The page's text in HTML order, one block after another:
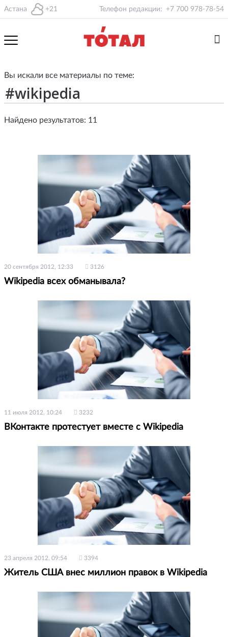
Астана +21 Телефон редакции: +7 700 978-78-54
Вы искали все материалы по теме:
Найдено результатов: 11
20 сентября 2012, 12:33 3126
Wikipedia всех обманывала?
11 июля 2012, 10:24 3232
ВКонтакте протестует вместе с Wikipedia
23 апреля 2012, 09:54 3394
Житель США внес миллион правок в Wikipedia